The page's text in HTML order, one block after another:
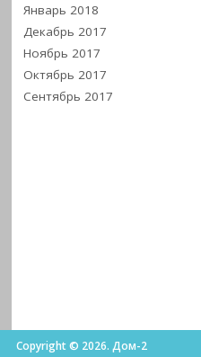
Январь 2018
Декабрь 2017
Ноябрь 2017
Октябрь 2017
Сентябрь 2017
Copyright © 2026. Дом-2